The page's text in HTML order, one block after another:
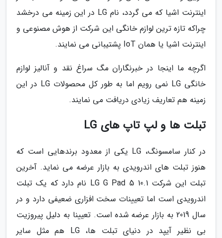
اینترنت اشیا که می گردد، نام LG در این زمینه می درخشد
چراکه تازه ترین لوازم خانگی این شرکت از هوش مصنوعی و
اینترنت اشیا یا همان IoT پشتیبانی می نمایند.
اگرچه ما اینجا در خبرنگاران مگ سراغ نقد و آنالیز لوازم
خانگی LG نمی رویم اما به طور کل محصولات LG در این
زمینه هم تعاریف زیادی دریافت می نمایند.
تبلت ها و لپ تاپ های LG
در کنار سامسونگ، LG یکی از معدود برندهایی است که
هنوز تبلت های اندرویدی به بازار عرضه می نماید. آخرین
تبلت این شرکت LG G Pad 5 10.1 نام دارد که یک تبلت
اندرویدی است اما تعیینات سخت افزاری ضعیفی دارد و در
سال 2019 به بازار عرضه شده است. تعیینا به دلیل پیروزیت
بی نظیر آیپد در دنیای تبلت ها، LG هم مثل سایر